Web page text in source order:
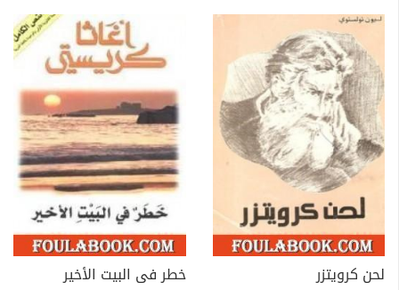
لحن كرويتزر
خطر فى البيت الأخير